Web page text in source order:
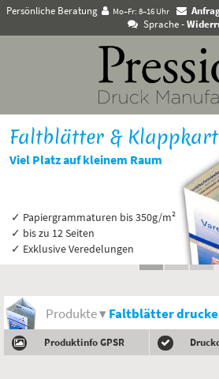
Persönliche Beratung Mo–Fr: 8–16 Uhr
Sprache-
Faltblätter &
Viel Platz auf kleinem Raum
✓ Papiergrammaturen bis 350g/m²
✓ bis zu 12 Seiten
✓ Exklusive Veredelungen
Produkte ▾ Faltblätter
Produktinfo GPSR